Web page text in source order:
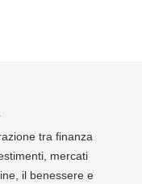
tra finanza
mercati
il benessere e